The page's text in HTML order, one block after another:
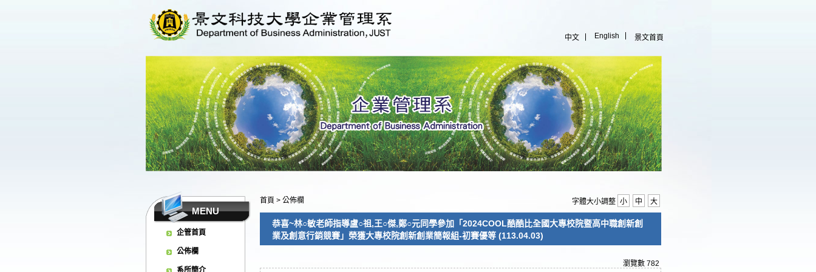
中文 English 景文首頁
MENU
企管首頁
公佈欄
系所簡介
首頁 > 公佈欄 字體大小調整 小 中 大
恭喜~林○敏老師指導盧○祖,王○傑,鄭○元同學參加「2024COOL酷酷比全國大專校院暨高中職創新創
業及創意行銷競賽」榮獲大專校院創新創業簡報組-初賽優等 (113.04.03)
瀏覽數 782